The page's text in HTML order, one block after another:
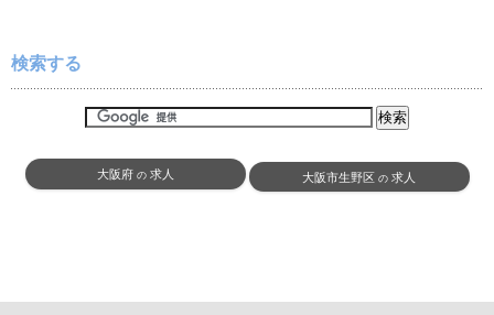
検索する
大阪府の 求人 大阪市生野区 の 求人